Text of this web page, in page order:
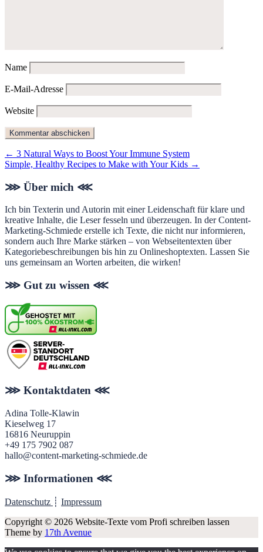
Name
E-Mail-Adresse
Website
← 3 Natural Ways to Boost Your Immune System
Simple, Healthy Recipes to Make with Your Kids →
Footer
⋙ Über mich ⋘
Ich bin Texterin und Autorin mit einer Leidenschaft für klare und
kreative Inhalte, die Leser fesseln und überzeugen. In der Content-
Marketing-Schmiede erstelle ich Texte, die nicht nur informieren,
sondern auch Ihre Marke stärken – von Webseitentexten über
Kategoriebeschreibungen bis hin zu Onlineshoptexten. Lassen Sie
uns gemeinsam an Worten arbeiten, die wirken!
⋙ Gut zu wissen ⋘
⋙ Kontaktdaten ⋘
Adina Tolle-Klawin
Kieselweg 17
16816 Neuruppin
+49 175 7902 087
hallo@content-marketing-schmiede.de
⋙ Informationen ⋘
Datenschutz ┊ Impressum
Copyright © 2026 Website-Texte vom Profi schreiben lassen
Theme by 17th Avenue